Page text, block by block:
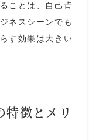
ことは、自己肯
ネスシーンでも
す効果は大きい
特徴とメリ